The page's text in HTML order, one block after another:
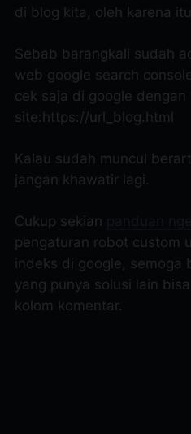
di blog kita, oleh karena
Sebab barangkali sudah
web google search
cek saja di google dengan
site:https://url_blog.html
Kalau sudah muncul
jangan khawatir lagi.
Cukup sekian panduan
pengaturan robot custom
indeks di google, semoga
yang punya solusi lain
kolom komentar.